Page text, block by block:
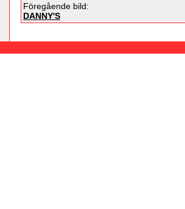
Föregående bild:
DANNY'S